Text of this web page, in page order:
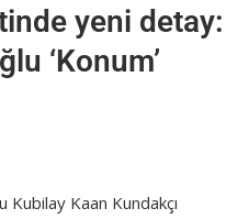
yeni detay:
‘Konum’
Kubilay Kaan Kundakçı